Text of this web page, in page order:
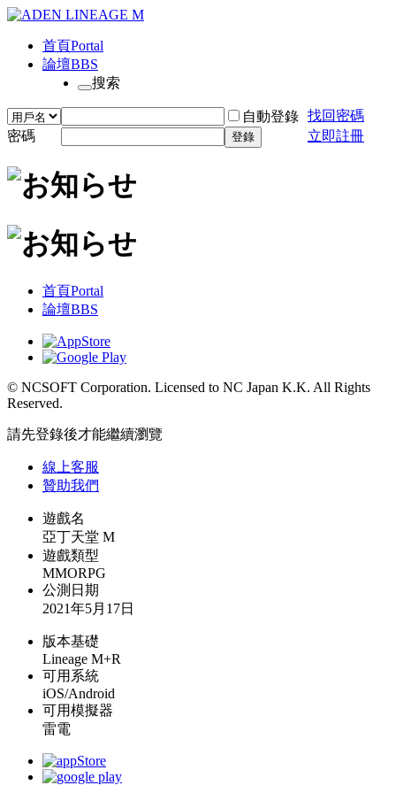
首頁Portal
論壇BBS
搜索
自動登錄 找回密碼
密碼
登錄 立即註冊
首頁Portal
論壇BBS
© NCSOFT Corporation. Licensed to NC Japan K.K. All Rights
Reserved.
請先登錄後才能繼續瀏覽
線上客服
贊助我們
遊戲名
亞丁天堂 M
遊戲類型
MMORPG
公測日期
2021年5月17日
版本基礎
Lineage M+R
可用系統
iOS/Android
可用模擬器
雷電